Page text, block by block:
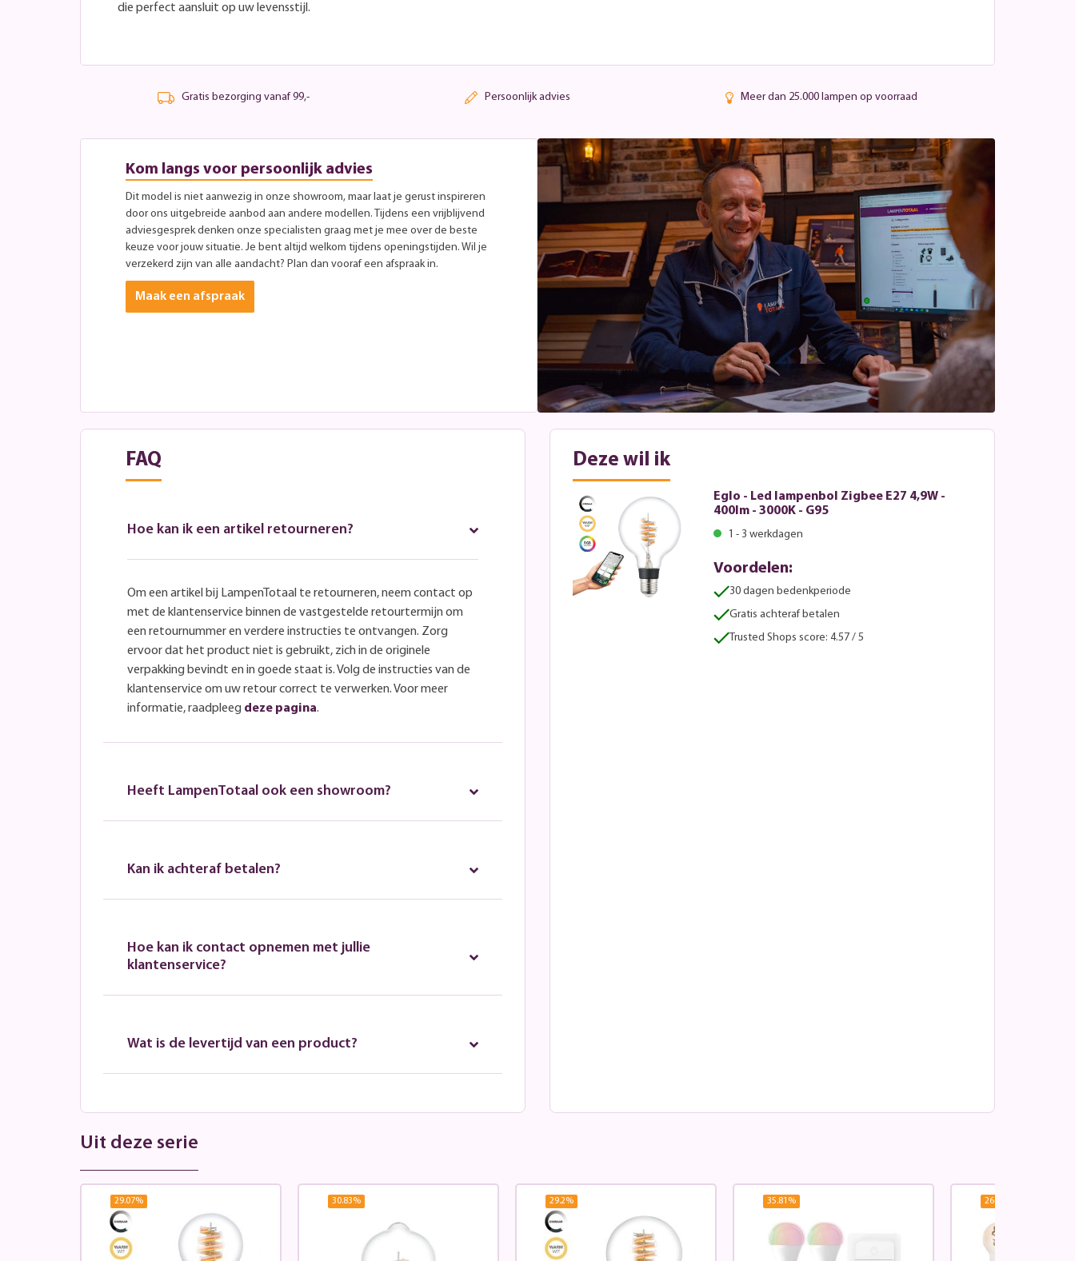
die perfect aansluit op uw levensstijl.
Gratis bezorging vanaf 99,- Persoonlijk advies Meer dan 25.000 lampen op voorraad
Kom langs voor persoonlijk advies
Dit model is niet aanwezig in onze showroom, maar laat je gerust inspireren
door ons uitgebreide aanbod aan andere modellen. Tijdens een vrijblijvend
adviesgesprek denken onze specialisten graag met je mee over de beste
keuze voor jouw situatie. Je bent altijd welkom tijdens openingstijden. Wil je
verzekerd zijn van alle aandacht? Plan dan vooraf een afspraak in.
Maak een afspraak
FAQ
Hoe kan ik een artikel retourneren?
Om een artikel bij LampenTotaal te retourneren, neem contact op
met de klantenservice binnen de vastgestelde retourtermijn om
een retournummer en verdere instructies te ontvangen. Zorg
ervoor dat het product niet is gebruikt, zich in de originele
verpakking bevindt en in goede staat is. Volg de instructies van de
klantenservice om uw retour correct te verwerken. Voor meer
informatie, raadpleeg deze pagina.
Heeft LampenTotaal ook een showroom?
Kan ik achteraf betalen?
Hoe kan ik contact opnemen met jullie
klantenservice?
Wat is de levertijd van een product?
Deze wil ik
Eglo - Led lampenbol Zigbee E27 4,9W -
400lm - 3000K - G95
1 - 3 werkdagen
Voordelen:
30 dagen bedenkperiode
Gratis achteraf betalen
Trusted Shops score: 4.57 / 5
Uit deze serie
29.07% 30.83% 29.2% 35.81 % 26.31